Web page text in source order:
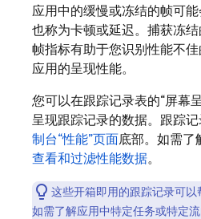
应用中的缓慢或冻结的帧可能
也称为卡顿或延迟。捕获冻
帧指标有助于您识别性能不
应用的呈现性能。
您可以在跟踪记录表的“屏幕
呈现跟踪记录的数据。跟踪
制台“性能”页面底部。 如需了
查看和过滤性能数据。
这些开箱即用的跟踪记录可
如需了解应用中特定任务或特定